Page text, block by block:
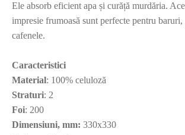
Ele absorb eficient apa și curăță murdăria.
impresie frumoasă sunt perfecte pentru baruri,
cafenele.
Caracteristici
Material: 100% celuloză
Straturi: 2
Foi: 200
Dimensiuni, mm: 330x330